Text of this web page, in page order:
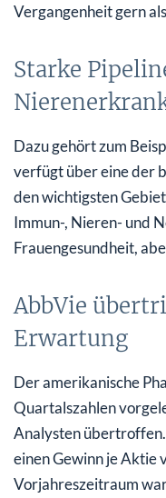
Vergangenheit gern
Starke
Dazu gehört zum
verfügt über eine der
den wichtigsten
Immun-, Nieren- und
Frauengesundheit,
AbbVie
Erwartung
Der amerikanische
Quartalszahlen
Analysten
einen Gewinn je Aktie
Vorjahreszeitraum